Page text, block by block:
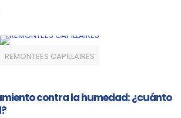
REMONTEES CAPILLAIRES
contra la humedad: ¿cuánto